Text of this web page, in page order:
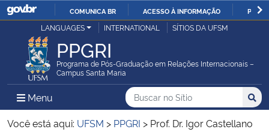
IR
O
COMUNICA BR ACESSO À INFORMAÇÃO
Ministério da Justiça e Segurança Pública
Ministério da Defesa
Ministério das Relações Exteriores
LANGUAGES INTERNATIONAL SÍTIOS DA UFSM
PPGRI
Programa de Pós-Graduação em Relações Internacionais –
Campus Santa Maria
Menu Menu Principal do Sítio
Busca
Buscar no no Sítio
Busca:
Você está aqui: UFSM > PPGRI > Prof. Dr. Igor Castellano